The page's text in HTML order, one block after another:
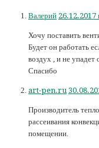
Валерий 26.12.2017
Хочу поставить
Будет он работать
воздух , и не упадет
Спасибо
art-pen.ru
Производитель
рассеивания
помещении.